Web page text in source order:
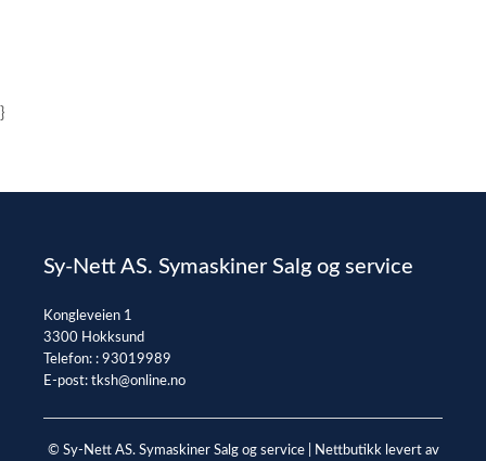
}
Sy-Nett AS. Symaskiner Salg og service
Kongleveien 1
3300 Hokksund
Telefon: : 93019989
E-post: tksh@online.no
© Sy-Nett AS. Symaskiner Salg og service | Nettbutikk levert av